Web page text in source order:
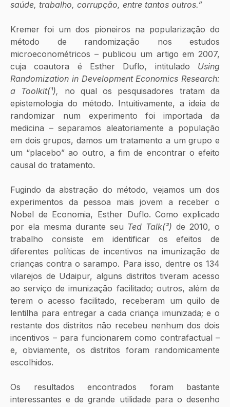
saúde, trabalho, corrupção, entre tantos outros.”
Kremer foi um dos pioneiros na popularização do
método de randomização nos estudos
microeconométricos – publicou um artigo em 2007,
cuja coautora é Esther Duflo, intitulado Using
Randomization in Development Economics Research:
a Toolkit(¹), no qual os pesquisadores tratam da
epistemologia do método. Intuitivamente, a ideia de
randomizar num experimento foi importada da
medicina – separamos aleatoriamente a população
em dois grupos, damos um tratamento a um grupo e
um “placebo” ao outro, a fim de encontrar o efeito
causal do tratamento.
Fugindo da abstração do método, vejamos um dos
experimentos da pessoa mais jovem a receber o
Nobel de Economia, Esther Duflo. Como explicado
por ela mesma durante seu Ted Talk(²) de 2010, o
trabalho consiste em identificar os efeitos de
diferentes políticas de incentivos na imunização de
crianças contra o sarampo. Para isso, dentre os 134
vilarejos de Udaipur, alguns distritos tiveram acesso
ao serviço de imunização facilitado; outros, além de
terem o acesso facilitado, receberam um quilo de
lentilha para entregar a cada criança imunizada; e o
restante dos distritos não recebeu nenhum dos dois
incentivos – para funcionarem como contrafactual –
e, obviamente, os distritos foram randomicamente
escolhidos.
Os resultados encontrados foram bastante
interessantes e de grande utilidade para o desenho